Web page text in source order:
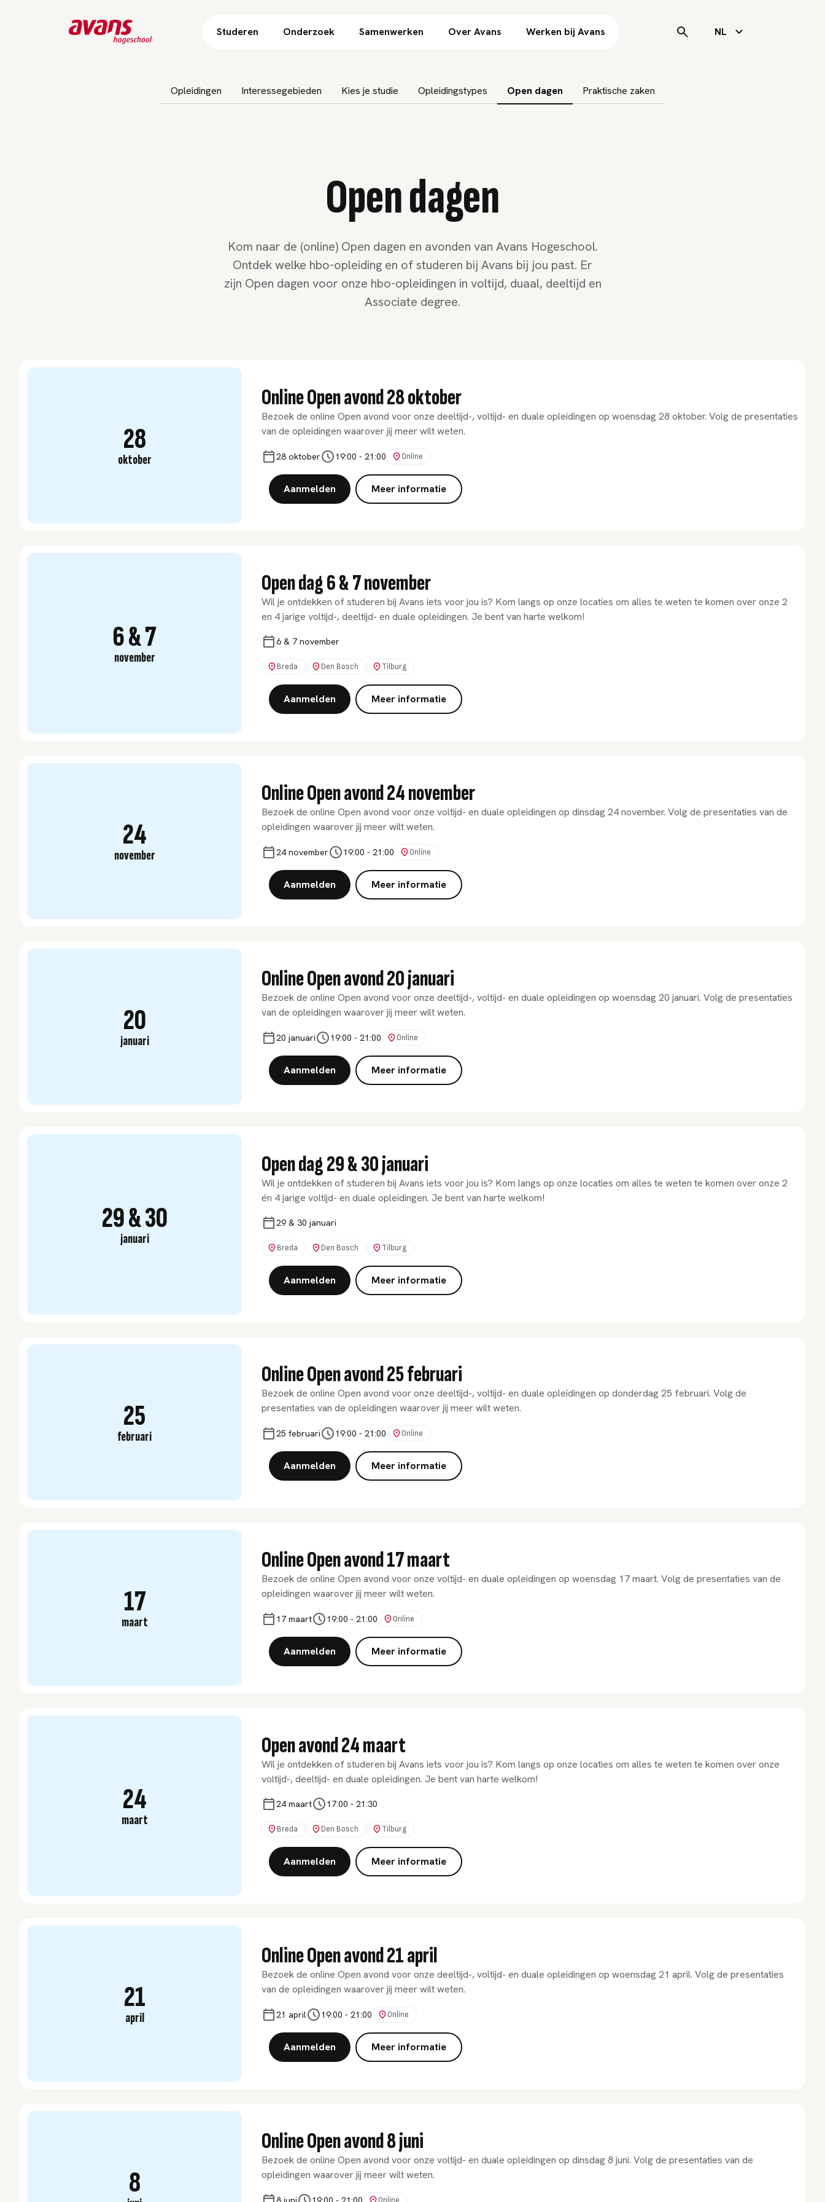
Direct naar inhoud
Studeren Onderzoek Samenwerken Over Avans Werken bij Avans NL
Opleidingen
Interessegebieden Kies je studie Opleidingstypes Open dagen Praktische zaken
Open dagen
Kom naar de (online) Open dagen en avonden van Avans Hogeschool.
Ontdek welke hbo-opleiding en of studeren bij Avans bij jou past. Er
zijn Open dagen voor onze hbo-opleidingen in voltijd, duaal, deeltijd en
Associate degree.
28
oktober
Online Open avond 28 oktober
Bezoek de online Open avond voor onze deeltijd-, voltijd- en duale opleidingen op woensdag 28 oktober. Volg de presentaties
van de opleidingen waarover jij meer wilt weten.
28 oktober 19:00 - 21:00 Online
Aanmelden Meer informatie
6 & 7
november
Open dag 6 & 7 november
Wil je ontdekken of studeren bij Avans iets voor jou is? Kom langs op onze locaties om alles te weten te komen over onze 2
en 4 jarige voltijd-, deeltijd- en duale opleidingen. Je bent van harte welkom!
6 & 7 november
Breda Den Bosch Tilburg
Aanmelden Meer informatie
24
november
Online Open avond 24 november
Bezoek de online Open avond voor onze voltijd- en duale opleidingen op dinsdag 24 november. Volg de presentaties van de
opleidingen waarover jij meer wilt weten.
24 november 19:00 - 21:00 Online
Aanmelden Meer informatie
20
januari
Online Open avond 20 januari
Bezoek de online Open avond voor onze deeltijd-, voltijd- en duale opleidingen op woensdag 20 januari. Volg de presentaties
van de opleidingen waarover jij meer wilt weten.
20 januari 19:00 - 21:00 Online
Aanmelden Meer informatie
29 & 30
januari
Open dag 29 & 30 januari
Wil je ontdekken of studeren bij Avans iets voor jou is? Kom langs op onze locaties om alles te weten te komen over onze 2
én 4 jarige voltijd- en duale opleidingen. Je bent van harte welkom!
29 & 30 januari
Breda Den Bosch Tilburg
Aanmelden Meer informatie
25
februari
Online Open avond 25 februari
Bezoek de online Open avond voor onze deeltijd-, voltijd- en duale opleidingen op donderdag 25 februari. Volg de
presentaties van de opleidingen waarover jij meer wilt weten.
25 februari 19:00 - 21:00 Online
Aanmelden Meer informatie
17
maart
Online Open avond 17 maart
Bezoek de online Open avond voor onze voltijd- en duale opleidingen op woensdag 17 maart. Volg de presentaties van de
opleidingen waarover jij meer wilt weten.
17 maart 19:00 - 21:00 Online
Aanmelden Meer informatie
24
maart
Open avond 24 maart
Wil je ontdekken of studeren bij Avans iets voor jou is? Kom langs op onze locaties om alles te weten te komen over onze
voltijd-, deeltijd- en duale opleidingen. Je bent van harte welkom!
24 maart 17:00 - 21:30
Breda Den Bosch Tilburg
Aanmelden Meer informatie
21
april
Online Open avond 21 april
Bezoek de online Open avond voor onze deeltijd-, voltijd- en duale opleidingen op woensdag 21 april. Volg de presentaties
van de opleidingen waarover jij meer wilt weten.
21 april 19:00 - 21:00 Online
Aanmelden Meer informatie
8
Online Open avond 8 juni
Bezoek de online Open avond voor onze voltijd- en duale opleidingen op dinsdag 8 juni. Volg de presentaties van de
opleidingen waarover jij meer wilt weten.